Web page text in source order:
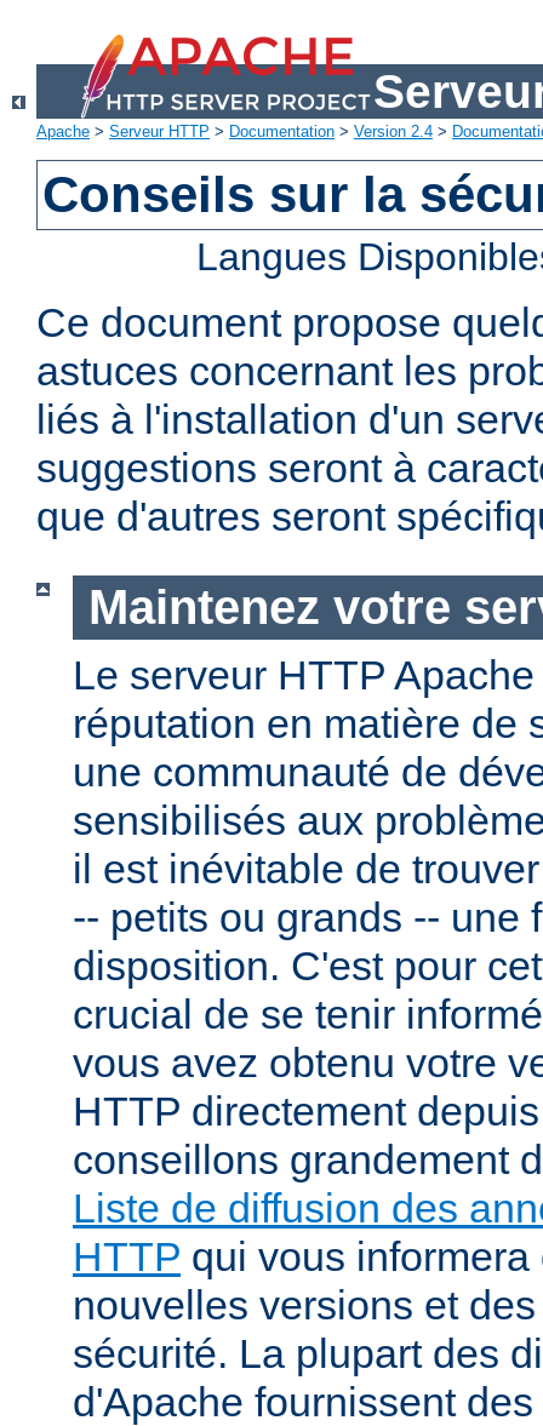
Apache > Serveur HTTP > Documentation > Version 2.4 >
Conseils sur la
Langues
Ce document propose
astuces concernant les
liés à l'installation d'un
suggestions seront à
que d'autres seront
Maintenez votre
Le serveur HTTP
réputation en matière de
une communauté de
sensibilisés aux
il est inévitable de
-- petits ou grands -- une
disposition. C'est pour
crucial de se tenir
vous avez obtenu votre
HTTP directement
conseillons grandement
Liste de diffusion des
HTTP qui vous
nouvelles versions et
sécurité. La plupart des
d'Apache fournissent